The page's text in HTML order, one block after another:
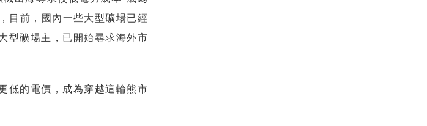
目前，國內一些大型礦場已經
型礦場主，已開始尋求海外市
的電價，成為穿越這輪熊市